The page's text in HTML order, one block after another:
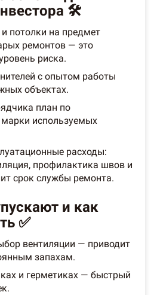
🛠️
потолки на предмет
ремонтов — это
риска.
с опытом работы
объектах.
план по
используемых
расходы:
профилактика швов и
срок службы ремонта.
и как
✅
вентиляции — приводит
запахам.
и герметиках — быстрый